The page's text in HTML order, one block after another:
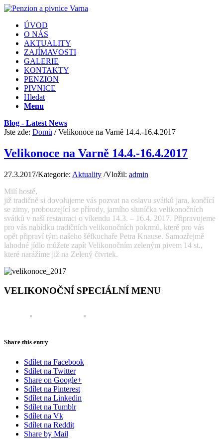
ÚVOD
O NÁS
AKTUALITY
ZAJÍMAVOSTI
GALERIE
KONTAKTY
PENZION
PIVNICE
Hledat
Menu
Blog - Latest News
Jste zde: Domů / Velikonoce na Varně 14.4.-16.4.2017
Velikonoce na Varně 14.4.-16.4.2017
27.3.2017/Kategorie: Aktuality /Vložil: admin
Milí hosté,
již tradičně si dovolujeme vás pozvat na oslavu svátků jara, končící
se zimy, probouzející se přírody, jarního sluníčka velikonočních
svátků v naší restauraci o víkendu 14.3. – 16.4. 2017. Připravujeme
pro vás nabídku tradičních velikonočních pokrmů, které pro vás
opět připraví tým našeho šéfkuchaře Petra Knause. Samozřejmě
lahodné jídlo můžete zapít Velikonočním zeleným pivem 14 st.,
které narážíme již na Zelený čtvrtek.
VELIKONOČNÍ SPECIÁLNÍ MENU
Share this entry
Sdílet na Facebook
Sdílet na Twitter
Share on Google+
Sdílet na Pinterest
Sdílet na Linkedin
Sdílet na Tumblr
Sdílet na Vk
Sdílet na Reddit
Share by Mail